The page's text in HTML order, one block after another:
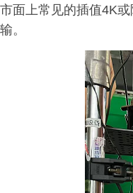
市面上常见的插值4K
输。